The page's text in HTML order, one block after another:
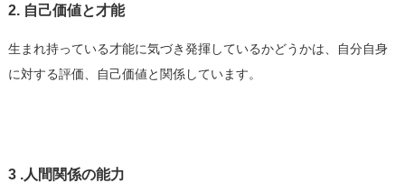
2. 自己価値と才能
生まれ持っている才能に気づき発揮しているかどうかは、自分自身
に対する評価、自己価値と関係しています。
3 .人間関係の能力